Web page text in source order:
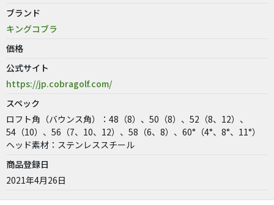
ブランド
キングコブラ
価格
公式サイト
https://jp.cobragolf.com/
スペック
ロフト角（バウンス角）：48（8）、50（8）、52（8、12）、
54（10）、56（7、10、12）、58（6、8）、60°（4°、8°、11°）
ヘッド素材：ステンレススチール
商品登録日
2021年4月26日